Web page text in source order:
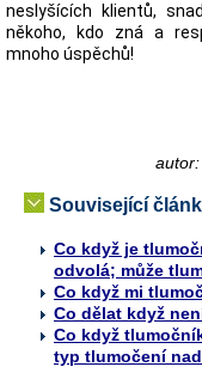
neslyšících klientů,
někoho, kdo zná a
mnoho úspěchů!
autor:
Související
Co když je
odvolá; může
Co když mi
Co dělat když
Co když
typ tlumočení